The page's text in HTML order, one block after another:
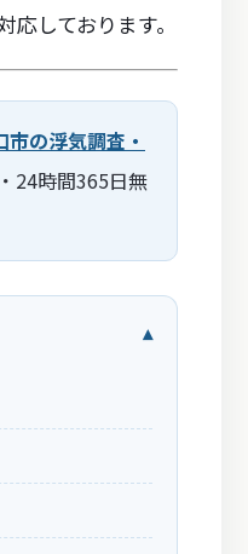
しております。
市の浮気調査・
24時間365日無